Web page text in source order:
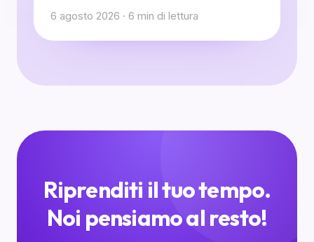
6 agosto 2026 · 6 min di lettura
Riprenditi il tuo tempo.
Noi pensiamo al resto!